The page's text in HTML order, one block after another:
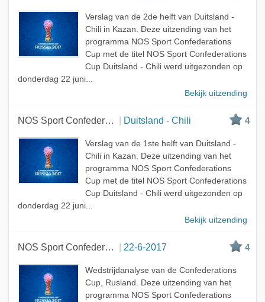
Verslag van de 2de helft van Duitsland -
Chili in Kazan. Deze uitzending van het
programma NOS Sport Confederations
Cup met de titel NOS Sport Confederations
Cup Duitsland - Chili werd uitgezonden op
donderdag 22 juni...
Bekijk uitzending
NOS Sport Confederations Cup Duitsland - Chili 4
Verslag van de 1ste helft van Duitsland -
Chili in Kazan. Deze uitzending van het
programma NOS Sport Confederations
Cup met de titel NOS Sport Confederations
Cup Duitsland - Chili werd uitgezonden op
donderdag 22 juni...
Bekijk uitzending
NOS Sport Confederations Cup 22-6-2017 4
Wedstrijdanalyse van de Confederations
Cup, Rusland. Deze uitzending van het
programma NOS Sport Confederations